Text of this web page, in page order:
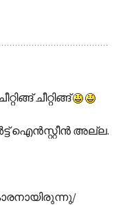
ചീറ്റിങ്ങ്
ഐന്‍‌സ്റ്റീ‍ന്‍ അല്ല.